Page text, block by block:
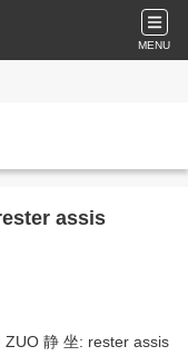
MENU
assis